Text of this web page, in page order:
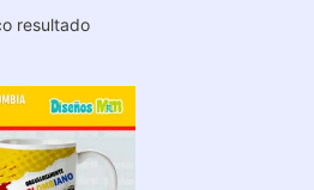
resultado